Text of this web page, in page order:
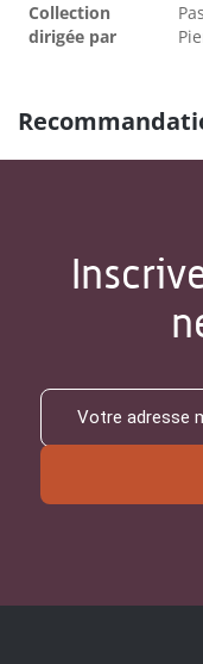
Collection
dirigée par